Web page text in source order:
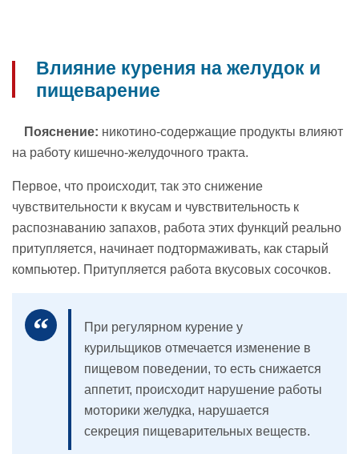
Влияние курения на желудок и
пищеварение
Пояснение: никотино-содержащие продукты влияют
на работу кишечно-желудочного тракта.
Первое, что происходит, так это снижение
чувствительности к вкусам и чувствительность к
распознаванию запахов, работа этих функций реально
притупляется, начинает подтормаживать, как старый
компьютер. Притупляется работа вкусовых сосочков.
При регулярном курение у
курильщиков отмечается изменение в
пищевом поведении, то есть снижается
аппетит, происходит нарушение работы
моторики желудка, нарушается
секреция пищеварительных веществ.